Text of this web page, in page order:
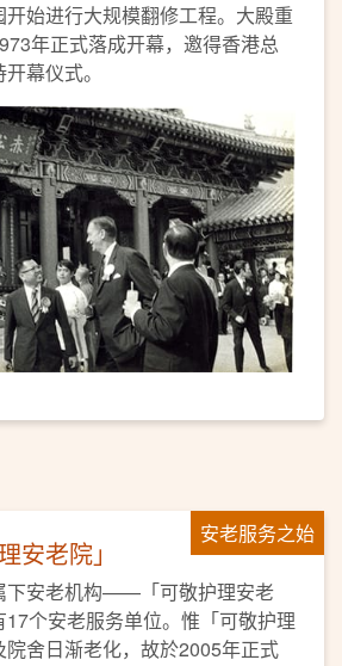
始进行大规模翻修工程。大殿重
年正式落成开幕，邀得香港总
幕仪式。
安老服务之始
安老院」
下安老机构——「可敬护理安老
个安老服务单位。惟「可敬护理
舍日渐老化，故於2005年正式